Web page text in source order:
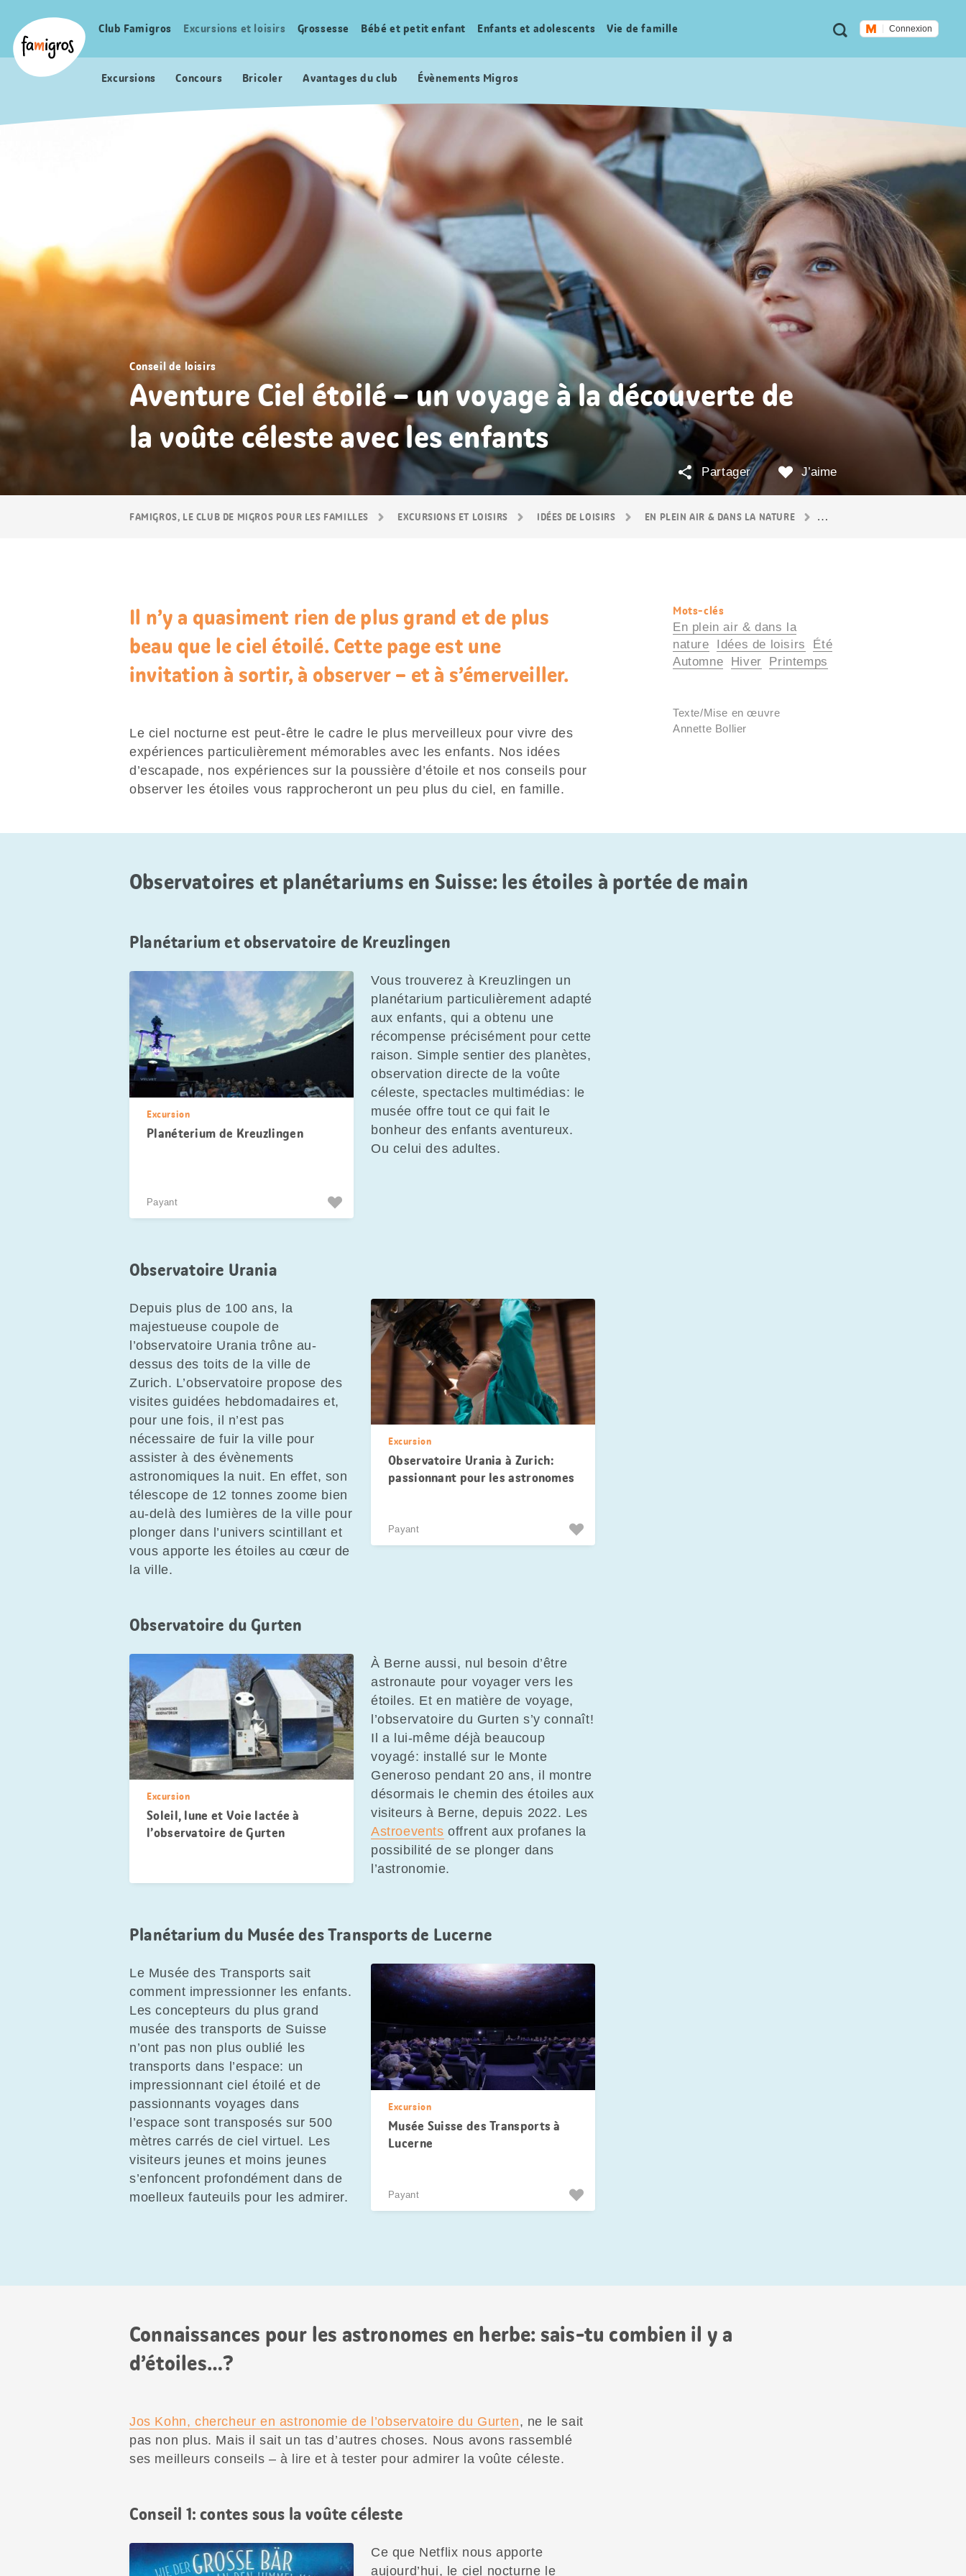
navigation
Logo
Métanavigation
RechercheConnexion
Navigation
Club Famigros Excursions et loisirs Grossesse Bébé et petit enfant Enfants et adolescents Vie de famille
Excursions Concours Bricoler Avantages du club Évènements Migros
FAMIGROS, LE CLUB DE MIGROS POUR LES FAMILLES EXCURSIONS ET LOISIRS IDÉES DE LOISIRS EN PLEIN AIR & DANS LA NATURE AVENTURE CIEL ÉTOILÉ
Conseil de loisirs
Aventure Ciel étoilé – un voyage à la découverte de
la voûte céleste avec les enfants
J’aime
Partager
Il n’y a quasiment rien de plus grand et de plus
beau que le ciel étoilé. Cette page est une
invitation à sortir, à observer – et à s’émerveiller.
Le ciel nocturne est peut-être le cadre le plus merveilleux pour vivre des
expériences particulièrement mémorables avec les enfants. Nos idées
d’escapade, nos expériences sur la poussière d’étoile et nos conseils pour
observer les étoiles vous rapprocheront un peu plus du ciel, en famille.
Informations
utiles
Mots-clés
En plein air & dans la
nature
Idées de loisirs
Été
Automne
Hiver Printemps
Texte/Mise en œuvre
Annette Bollier
Observatoires et planétariums en Suisse: les étoiles à portée de main
Planétarium et observatoire de Kreuzlingen
Excursion
Planéterium de Kreuzlingen
Payant
Vous trouverez à Kreuzlingen un
planétarium particulièrement adapté
aux enfants, qui a obtenu une
récompense précisément pour cette
raison. Simple sentier des planètes,
observation directe de la voûte
céleste, spectacles multimédias: le
musée offre tout ce qui fait le
bonheur des enfants aventureux.
Ou celui des adultes.
Observatoire Urania
Excursion
Observatoire Urania à Zurich:
passionnant pour les astronomes
Payant
Depuis plus de 100 ans, la
majestueuse coupole de
l’observatoire Urania trône au-
dessus des toits de la ville de
Zurich. L’observatoire propose des
visites guidées hebdomadaires et,
pour une fois, il n’est pas
nécessaire de fuir la ville pour
assister à des évènements
astronomiques la nuit. En effet, son
télescope de 12 tonnes zoome bien
au-delà des lumières de la ville pour
plonger dans l’univers scintillant et
vous apporte les étoiles au cœur de
la ville.
Observatoire du Gurten
Excursion
Soleil, lune et Voie lactée à
l’observatoire de Gurten
À Berne aussi, nul besoin d’être
astronaute pour voyager vers les
étoiles. Et en matière de voyage,
l’observatoire du Gurten s’y connaît!
Il a lui-même déjà beaucoup
voyagé: installé sur le Monte
Generoso pendant 20 ans, il montre
désormais le chemin des étoiles aux
visiteurs à Berne, depuis 2022. Les
Astroevents offrent aux profanes la
possibilité de se plonger dans
l’astronomie.
Planétarium du Musée des Transports de Lucerne
Excursion
Musée Suisse des Transports à
Lucerne
Payant
Le Musée des Transports sait
comment impressionner les enfants.
Les concepteurs du plus grand
musée des transports de Suisse
n’ont pas non plus oublié les
transports dans l’espace: un
impressionnant ciel étoilé et de
passionnants voyages dans
l’espace sont transposés sur 500
mètres carrés de ciel virtuel. Les
visiteurs jeunes et moins jeunes
s’enfoncent profondément dans de
moelleux fauteuils pour les admirer.
Connaissances pour les astronomes en herbe: sais-tu combien il y a
d’étoiles…?
Jos Kohn, chercheur en astronomie de l’observatoire du Gurten, ne le sait
pas non plus. Mais il sait un tas d’autres choses. Nous avons rassemblé
ses meilleurs conseils – à lire et à tester pour admirer la voûte céleste.
Conseil 1: contes sous la voûte céleste
Ce que Netflix nous apporte
aujourd’hui, le ciel nocturne le